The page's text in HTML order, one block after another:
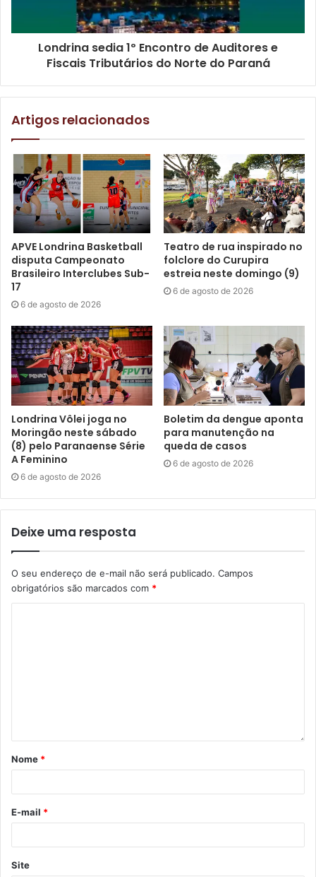
Londrina sedia 1º Encontro de Auditores e
Fiscais Tributários do Norte do Paraná
Artigos relacionados
APVE Londrina Basketball
disputa Campeonato
Brasileiro Interclubes Sub-
17
6 de agosto de 2026
Teatro de rua inspirado no
folclore do Curupira
estreia neste domingo (9)
6 de agosto de 2026
Londrina Vôlei joga no
Moringão neste sábado
(8) pelo Paranaense Série
A Feminino
6 de agosto de 2026
Boletim da dengue aponta
para manutenção na
queda de casos
6 de agosto de 2026
Deixe uma resposta
O seu endereço de e-mail não será publicado. Campos
obrigatórios são marcados com *
Nome *
E-mail *
Site